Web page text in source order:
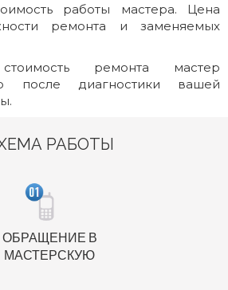
работы мастера. Цена
ремонта и заменяемых
ремонта мастер
после диагностики вашей
РАБОТЫ
ОБРАЩЕНИЕ В
МАСТЕРСКУЮ